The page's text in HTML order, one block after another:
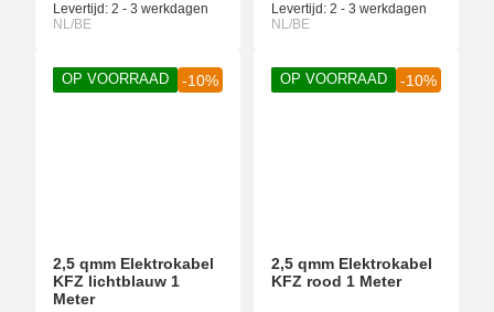
Levertijd: 2 - 3 werkdagen
NL/BE
Levertijd: 2 - 3 werkdagen
NL/BE
OP VOORRAAD -10%
2,5 qmm Elektrokabel
KFZ lichtblauw 1
Meter
OP VOORRAAD -10%
2,5 qmm Elektrokabel
KFZ rood 1 Meter